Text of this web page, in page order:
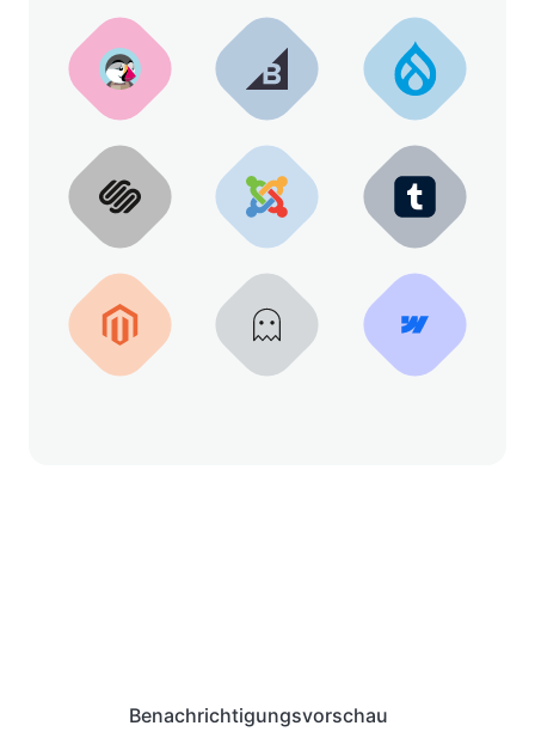
Benachrichtigungsvorschau